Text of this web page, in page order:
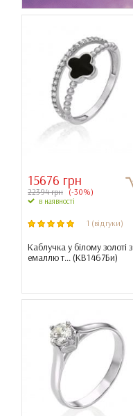
15676 грн
22394 грн (-30%)
в наявності
1 (відгуки)
Каблучка у білому золоті з
емаллю т... (КВ1467Би)